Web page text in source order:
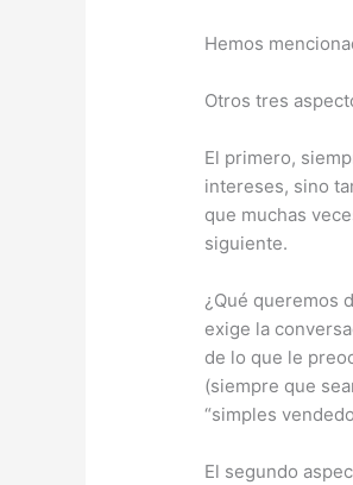
Hemos
Otros tres
El primero,
intereses, sino
que muchas
siguiente.
¿Qué queremos
exige la
de lo que le
(siempre que
“simples
El segundo